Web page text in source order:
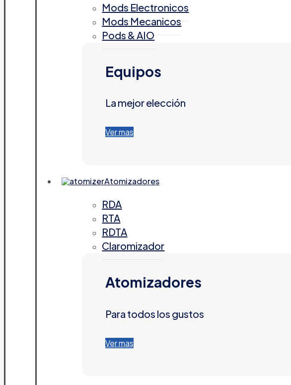
Mods Electronicos
Mods Mecanicos
Pods & AIO
Equipos
La mejor elección
Ver mas
Atomizadores
RDA
RTA
RDTA
Claromizador
Atomizadores
Para todos los gustos
Ver mas